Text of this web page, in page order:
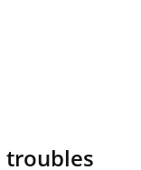
troubles